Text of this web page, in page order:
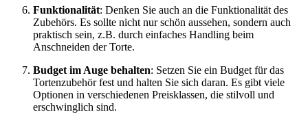
Funktionalität: Denken Sie auch an die Funktionalität des
Zubehörs. Es sollte nicht nur schön aussehen, sondern auch
praktisch sein, z.B. durch einfaches Handling beim
Anschneiden der Torte.
Budget im Auge behalten: Setzen Sie ein Budget für das
Tortenzubehör fest und halten Sie sich daran. Es gibt viele
Optionen in verschiedenen Preisklassen, die stilvoll und
erschwinglich sind.